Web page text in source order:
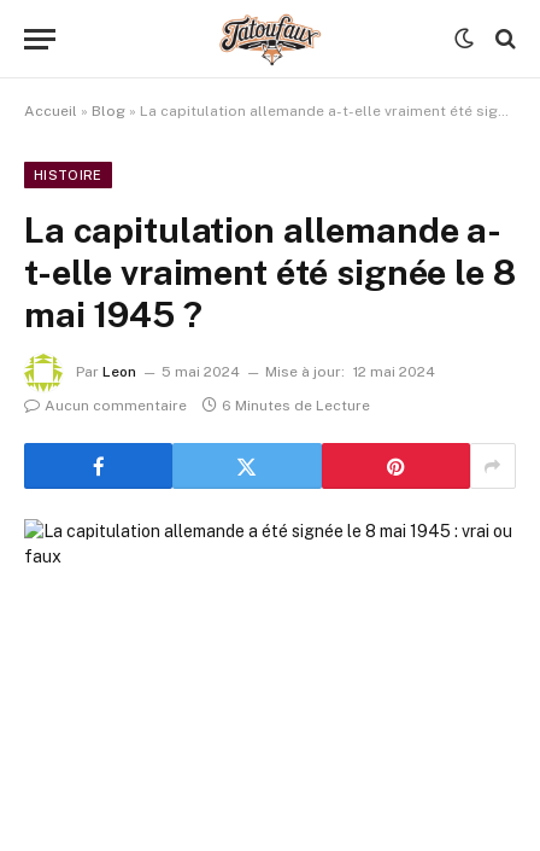
Accueil » Blog » La capitulation allemande a-t-elle vraiment été signée le 8 mai 1945 ?
HISTOIRE
La capitulation allemande a-
t-elle vraiment été signée le 8
mai 1945 ?
Par Leon 5 mai 2024 Mise à jour: 12 mai 2024
Aucun commentaire
6 Minutes de Lecture